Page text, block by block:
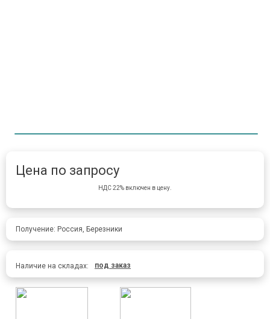
Цена по запросу
НДС 22% включен в цену.
Получение: Россия, Березники
Наличие на складах: под заказ